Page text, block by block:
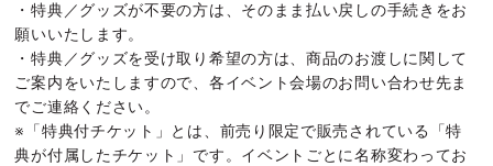
・特典／グッズが不要の方は、そのまま払い戻しの手続きをお
願いいたします。
・特典／グッズを受け取り希望の方は、商品のお渡しに関して
ご案内をいたしますので、各イベント会場のお問い合わせ先ま
でご連絡ください。
※「特典付チケット」とは、前売り限定で販売されている「特
典が付属したチケット」です。イベントごとに名称変わってお